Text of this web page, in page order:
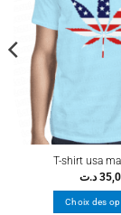
T-shirt usa
د.ت
Choix des